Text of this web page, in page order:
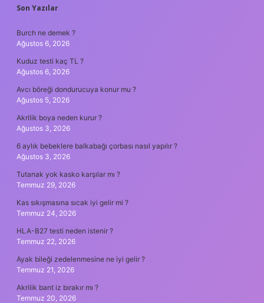
SIDEBAR
Son Yazılar
Burch ne demek ?
Ağustos 6, 2026
Kuduz testi kaç TL ?
Ağustos 6, 2026
Avcı böreği dondurucuya konur mu ?
Ağustos 5, 2026
Akrilik boya neden kurur ?
Ağustos 3, 2026
6 aylık bebeklere balkabağı çorbası nasıl yapılır ?
Ağustos 3, 2026
Tutanak yok kasko karşılar mı ?
Temmuz 29, 2026
Kas sıkışmasına sıcak iyi gelir mi ?
Temmuz 24, 2026
HLA-B27 testi neden istenir ?
Temmuz 22, 2026
Ayak bileği zedelenmesine ne iyi gelir ?
Temmuz 21, 2026
Akrilik bant iz bırakır mı ?
Temmuz 20, 2026